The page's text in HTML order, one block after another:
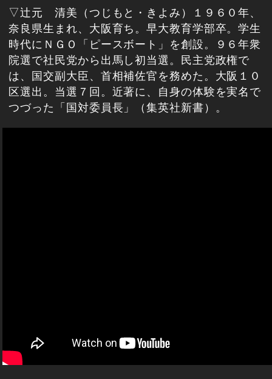
▽辻元 清美（つじもと・きよみ）１９６０年、
奈良県生まれ、大阪育ち。早大教育学部卒。学生
時代にＮＧＯ「ピースボート」を創設。９６年衆
院選で社民党から出馬し初当選。民主党政権で
は、国交副大臣、首相補佐官を務めた。大阪１０
区選出。当選７回。近著に、自身の体験を実名で
つづった「国対委員長」（集英社新書）。